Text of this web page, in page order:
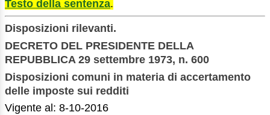
Testo della sentenza.
Disposizioni rilevanti.
DECRETO DEL PRESIDENTE DELLA
REPUBBLICA 29 settembre 1973, n. 600
Disposizioni comuni in materia di accertamento
delle imposte sui redditi
Vigente al: 8-10-2016